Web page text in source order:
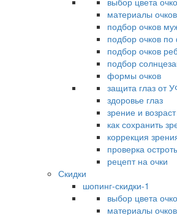
материалы очков
подбор очков
подбор очков
подбор очков
подбор
формы очков
защита глаз от
здоровье глаз
зрение и возраст
как сохранить
коррекция
проверка
рецепт на очки
Скидки
шопинг-скидки-1
выбор цвета
материалы очков